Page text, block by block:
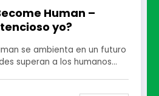
Human –
yo?
se ambienta en un futuro
superan a los humanos…